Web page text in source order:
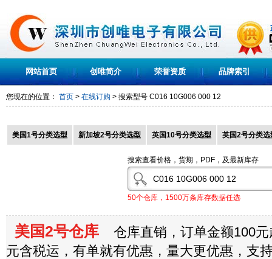
网站首页 创唯简介 荣誉资质 品牌索引
您现在的位置： 首页 > 在线订购 > 搜索型号 C016 10G006 000 12
美国1号分类选型 新加坡2号分类选型 英国10号分类选型 英国2号分类选
搜索查看价格，货期，PDF，及最新库存
50个仓库，1500万条库存数据任选
美国2号仓库 仓库直销，订单金额100元
元含税运，有单就有优惠，量大更优惠，支